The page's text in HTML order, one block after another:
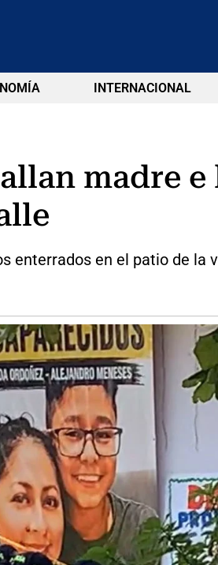
INTERNACIONAL
madre
enterrados en el patio de la